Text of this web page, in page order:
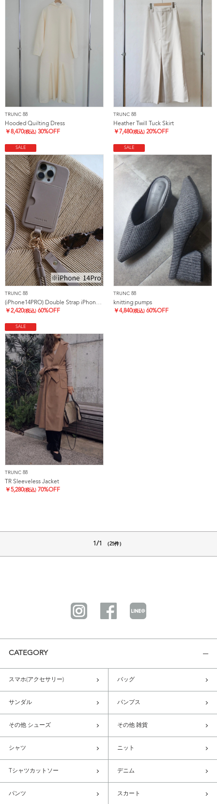
TRUNC 88
Hooded Quilting Dress
￥8,470(税込) 30%OFF
TRUNC 88
Heather Twill Tuck Skirt
￥ 7,480(税込) 20%OFF
SALE
TRUNC 88
(iPhone14PRO) Double Strap iPhone Case
￥2,420(税込) 60%OFF
SALE
TRUNC 88
knitting pumps
￥4,840(税込) 60%OFF
SALE
TRUNC 88
TR Sleeveless Jacket
￥5,280(税込) 70%OFF
1/1 （25件）
CATEGORY
スマホ(アクセサリー) バッグ
サンダル パンプス
その他 シューズ その他 雑貨
シャツ ニット
Tシャツカットソー デニム
パンツ スカート